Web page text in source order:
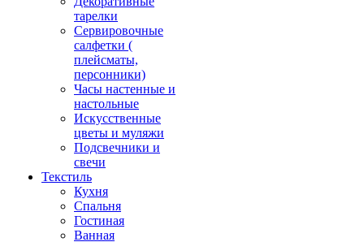
тарелки
Сервировочные
салфетки (
плейсматы,
персонники)
Часы настенные и
настольные
Искусственные
цветы и муляжи
Подсвечники и
свечи
Текстиль
Кухня
Спальня
Гостиная
Ванная